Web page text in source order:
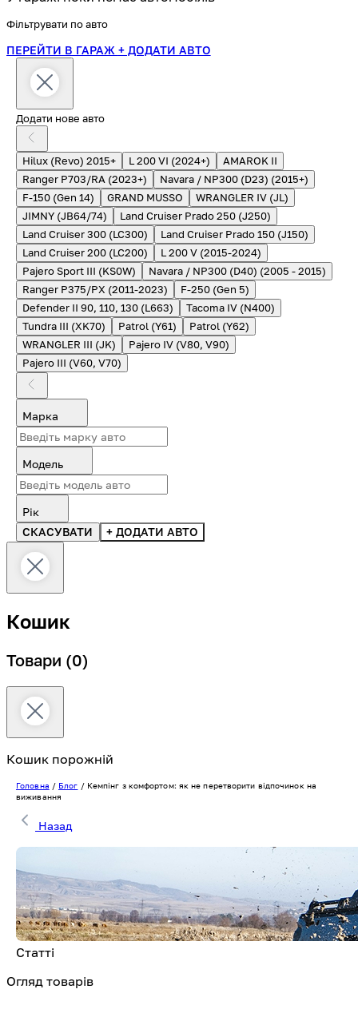
Фільтрувати по авто
ПЕРЕЙТИ В ГАРАЖ + ДОДАТИ АВТО
Додати нове авто
Hilux (Revo) 2015+ L 200 VI (2024+)
AMAROK II
Ranger P703/RA (2023+)
Navara / NP300 (D23) (2015+)
F-150 (Gen 14)
GRAND MUSSO
WRANGLER IV (JL)
JIMNY (JB64/74)
Land Cruiser Prado 250 (J250)
Land Cruiser 300 (LC300)
Land Cruiser Prado 150 (J150)
Land Cruiser 200 (LC200)
L 200 V (2015-2024)
Pajero Sport III (KS0W)
Navara / NP300 (D40) (2005 - 2015)
Ranger P375/PX (2011-2023)
F-250 (Gen 5)
Defender II 90, 110, 130 (L663)
Tacoma IV (N400)
Tundra III (XK70)
Patrol (Y61)
Patrol (Y62)
WRANGLER III (JK)
Pajero IV (V80, V90)
Pajero III (V60, V70)
Марка
Модель
Рік
СКАСУВАТИ
+ ДОДАТИ АВТО
Кошик
Товари (0)
Кошик порожній
Головна / Блог / Кемпінг з комфортом: як не перетворити відпочинок на
виживання
Назад
Статті
Огляд товарів